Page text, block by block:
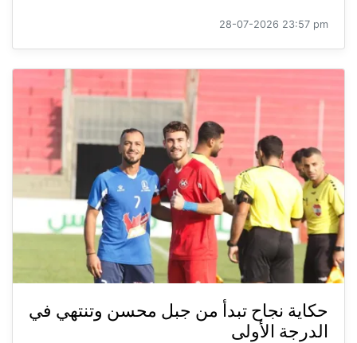
28-07-2026 23:57 pm
حكاية نجاح تبدأ من جبل محسن وتنتهي في
الدرجة الأولى